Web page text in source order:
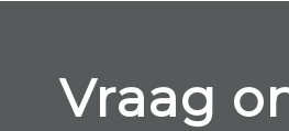
Vraag